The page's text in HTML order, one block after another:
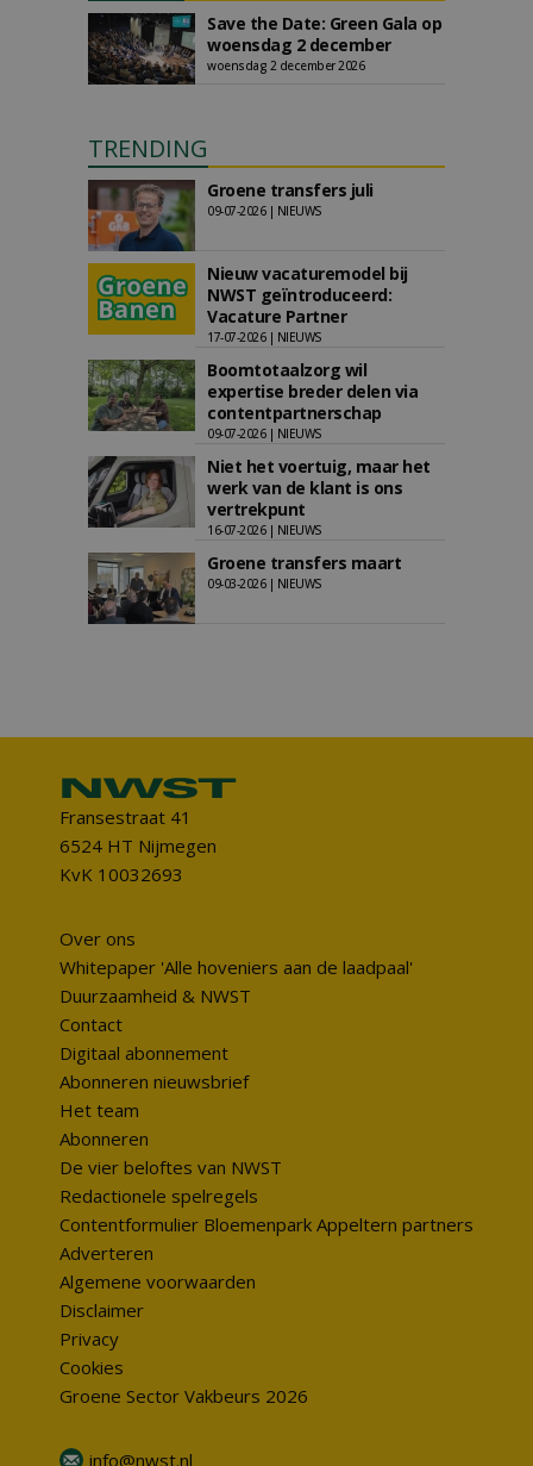
Save the Date: Green Gala op
woensdag 2 december
woensdag 2 december 2026
TRENDING
Groene transfers juli
09-07-2026 | NIEUWS
Nieuw vacaturemodel bij
NWST geïntroduceerd:
Vacature Partner
17-07-2026 | NIEUWS
Boomtotaalzorg wil
expertise breder delen via
contentpartnerschap
09-07-2026 | NIEUWS
Niet het voertuig, maar het
werk van de klant is ons
vertrekpunt
16-07-2026 | NIEUWS
Groene transfers maart
09-03-2026 | NIEUWS
Fransestraat 41
6524 HT Nijmegen
KvK 10032693
Over ons
Whitepaper 'Alle hoveniers aan de laadpaal'
Duurzaamheid & NWST
Contact
Digitaal abonnement
Abonneren nieuwsbrief
Het team
Abonneren
De vier beloftes van NWST
Redactionele spelregels
Contentformulier Bloemenpark Appeltern partners
Adverteren
Algemene voorwaarden
Disclaimer
Privacy
Cookies
Groene Sector Vakbeurs 2026
info@nwst.nl